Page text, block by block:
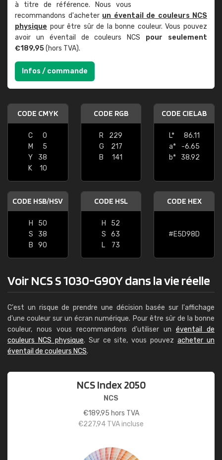
à titre de référence. Nous vous
recommandons d'acheter un éventail de couleurs NCS
physique pour être sûr de la bonne couleur. Vous pouvez
avoir un éventail de couleurs NCS pour seulement
€189,95(hors TVA).
Infos / commande
CODE CMYK
C
0
M
5
Y
38
K
10
CODE RGB
R
229
G
217
B
141
CODE CIELAB
L*
86.11
a*
-6.65
b*
38.92
CODE HSB/HSV
H
50
S
38
B
90
CODE HSL
H
52
S
63
L
73
CODE HEX
#E5D98D
Voir NCS S 1030-G90Y dans la vie réelle
C'est un risque de prendre une décision basée sur l'affichage
d'une couleur sur un écran numérique. Pour être sûr de la bonne
couleur, nous vous recommandons d'utiliser un éventail de
couleurs NCS physique. Sur ce site, vous pouvezacheter un
éventail de couleurs NCS.
NCS Index 2050
NCS
€189,95 hors TVA
€227,94 TVA incluse